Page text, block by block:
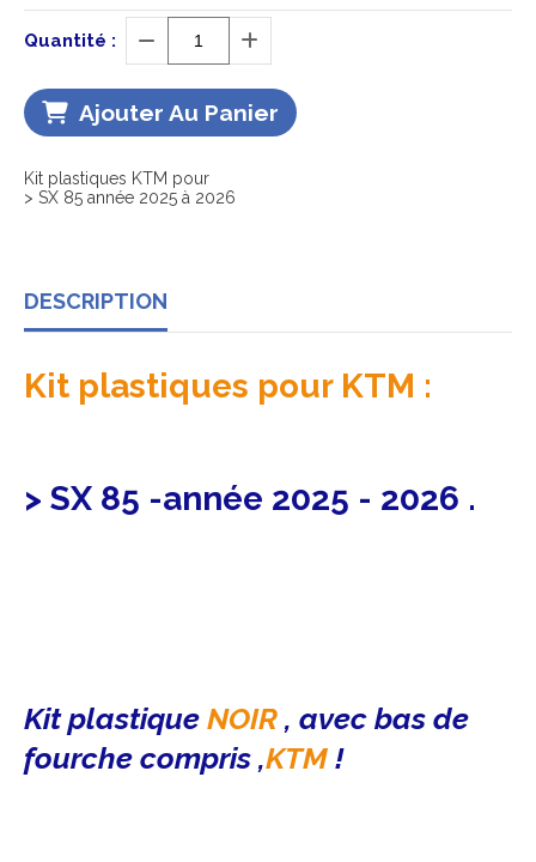
Quantité :
Ajouter Au Panier
Kit plastiques KTM pour
> SX 85 année 2025 à 2026
DESCRIPTION
Kit plastiques pour KTM :
> SX 85 -année 2025 - 2026 .
Kit plastique NOIR , avec bas de
fourche compris ,KTM !